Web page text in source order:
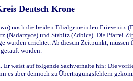
Deutsch Krone
noch die beiden Filialgemeinden Briesenitz
(Nadarzyce) und Stabitz (Zdbice). Die
errichtet. Ab diesem Zeitpunkt,
worden.
Er weist auf folgende Sachverhalte hin: Die
aber dennoch zu Übertragungsfehlern